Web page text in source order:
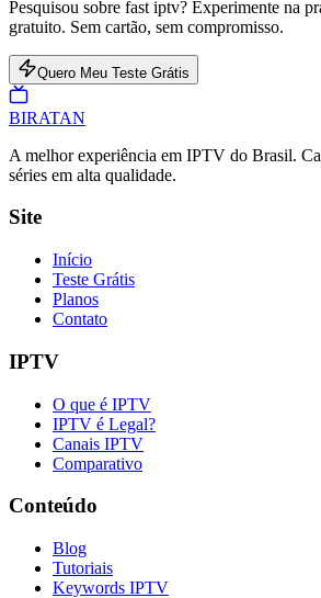
Pesquisou sobre fast iptv? Experimente na
gratuito. Sem cartão, sem compromisso.
Quero Meu Teste Grátis
BIRATAN
A melhor experiência em IPTV do Brasil.
séries em alta qualidade.
Site
Início
Teste Grátis
Planos
Contato
IPTV
O que é IPTV
IPTV é Legal?
Canais IPTV
Comparativo
Conteúdo
Blog
Tutoriais
Keywords IPTV